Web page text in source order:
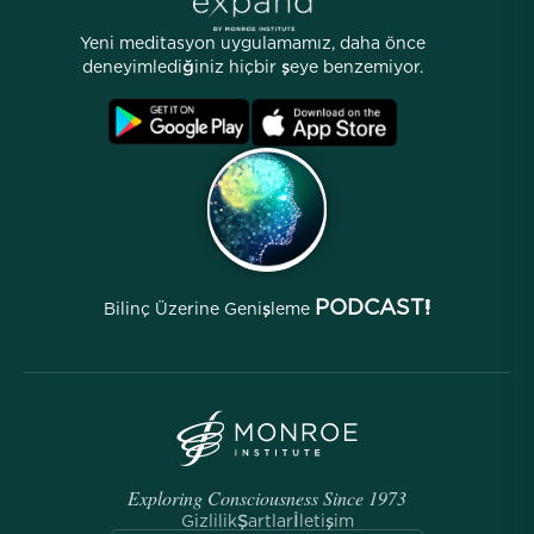
Ortaklık Programı
Lokasyonlar
Yeni meditasyon uygulamamız, daha önce
deneyimlediğiniz hiçbir şeye benzemiyor.
Bilinç Üzerine Genişleme PODCAST!
Exploring Consciousness Since 1973
GizlilikŞartlarİletişim